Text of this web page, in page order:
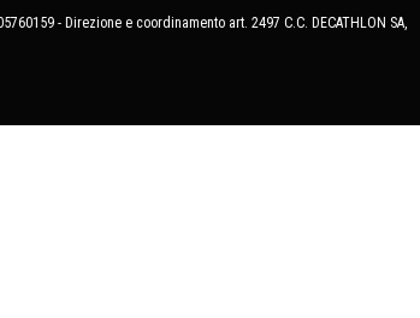
- Direzione e coordinamento art. 2497 C.C. DECATHLON SA,